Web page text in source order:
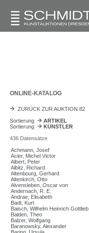
ONLINE-KATALOG
ZURÜCK ZUR AUKTION 82
Sortierung
ARTIKEL
Sortierung
KÜNSTLER
436 Datensätze
Achmann, Josef
Acier, Michel Victor
Albert, Peter
Albitz, Richard
Altenbourg, Gerhard
Altenkirch, Otto
Alvensleben, Oscar von
Andernach, R. E.
Andrae, Elisabeth
Badt, Kurt
Baisch, Wilhelm Heinrich Gottlieb
Balden, Theo
Balzer, Wolfgang
Baranowsky, Alexander